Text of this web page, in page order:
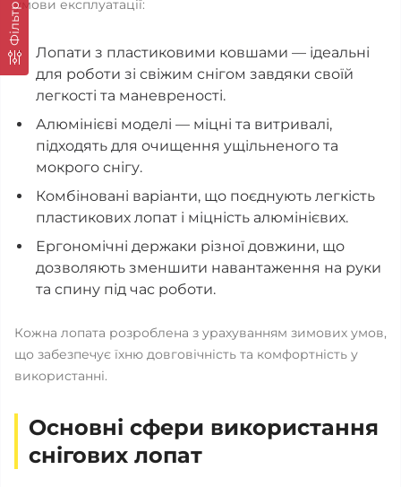
Фільтрумови експлуатації:
Лопати з пластиковими ковшами — ідеальні
для роботи зі свіжим снігом завдяки своїй
легкості та маневреності.
Алюмінієві моделі — міцні та витривалі,
підходять для очищення ущільненого та
мокрого снігу.
Комбіновані варіанти, що поєднують легкість
пластикових лопат і міцність алюмінієвих.
Ергономічні держаки різної довжини, що
дозволяють зменшити навантаження на руки
та спину під час роботи.
Кожна лопата розроблена з урахуванням зимових умов,
що забезпечує їхню довговічність та комфортність у
використанні.
Основні сфери використання
снігових лопат